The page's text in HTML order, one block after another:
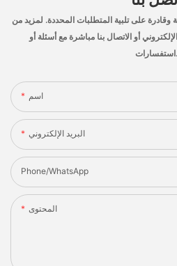
على تلبية المتطلبات المحددة. لمزيد من
أو الاتصال بنا مباشرة مع أسئلة أو
استفسارات.
اسم
البريد الإلكتروني
Phone/whatsApp
المحتوى